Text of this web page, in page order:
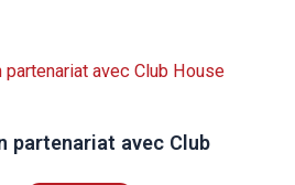
partenariat avec Club